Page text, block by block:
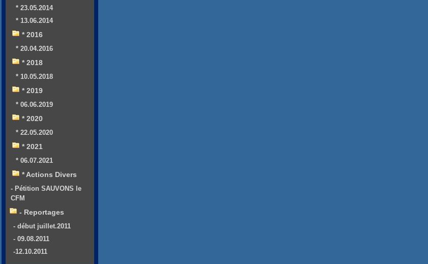
* 23.05.2014
* 13.06.2014
* 2016
* 20.04.2016
* 2018
* 10.05.2018
* 2019
* 06.06.2019
* 2020
* 22.05.2020
* 2021
* 06.07.2021
* Actions Divers
- Pétition SAUVONS le
CFM
- Reportages
- début juillet.2011
- 09.08.2011
-12.10.2011